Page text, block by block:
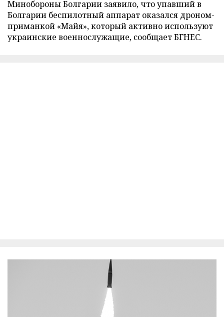
Минобороны Болгарии заявило, что упавший в
Болгарии беспилотный аппарат оказался дроном-
приманкой «Майя», который активно используют
украинские военнослужащие, сообщает БГНЕС.